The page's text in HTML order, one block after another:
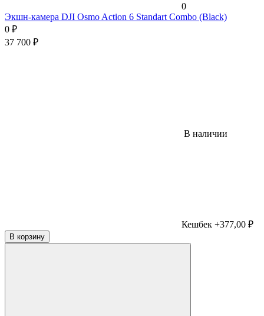
0
Экшн-камера DJI Osmo Action 6 Standart Combo (Black)
0 ₽
37 700 ₽
В наличии
Кешбек +377,00 ₽
В корзину